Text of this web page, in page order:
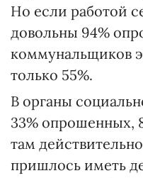
Но если работой
довольны 94%
коммунальщиков
только 55%.
В органы
33% опрошенных,
там
пришлось иметь